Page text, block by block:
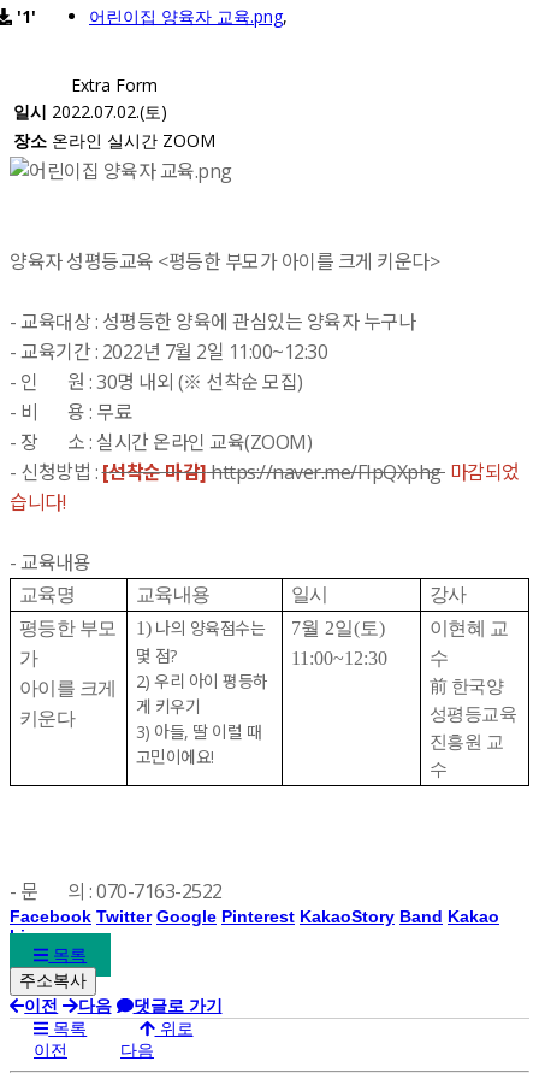
'1' 어린이집 양육자 교육.png,
Extra Form
일시 2022.07.02.(토)
장소 온라인 실시간 ZOOM
양육자 성평등교육 <평등한 부모가 아이를 크게 키운다>
- 교육대상 : 성평등한 양육에 관심있는 양육자 누구나
- 교육기간 : 2022년 7월 2일 11:00~12:30
- 인 원 : 30명 내외 (※ 선착순 모집)
- 비 용 : 무료
- 장 소 : 실시간 온라인 교육(ZOOM)
- 신청방법 :[선착순 마감]https://naver.me/FIpQXphg 마감되었
습니다!
- 교육내용
교육명 교육내용 일시
강사
평등한 부모
가
아이를 크게
키운다
1)나의 양육점수는
몇 점?
2) 우리 아이 평등하
게 키우기
3) 아들, 딸 이럴 때
고민이에요!
7월 2일(토)
11:00~12:30
이현혜 교
수
前 한국양
성평등교육
진흥원 교
수
- 문 의 : 070-7163-2522
Facebook Twitter Google Pinterest KakaoStory Band Kakao
Line
목록
이전 다음
댓글로 가기
목록
위로
이전
다음